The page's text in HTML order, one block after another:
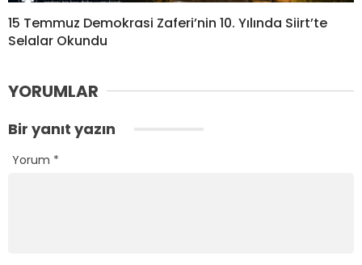
15 Temmuz Demokrasi Zaferi’nin 10. Yılında Siirt’te
Selalar Okundu
YORUMLAR
Bir yanıt yazın
Yorum *